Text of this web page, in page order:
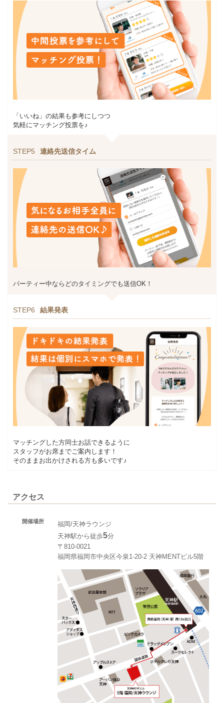
「いいね」の結果も参考にしつつ
気軽にマッチング投票を♪
STEP5 連絡先送信タイム
パーティー中ならどのタイミングでも送信OK！
STEP6 結果発表
マッチングした方同士お話できるように
スタッフがお席までご案内します！
そのままお出かけされる方も多いです♪
アクセス
開催場所
福岡/天神ラウンジ
天神駅から徒歩5分
〒810-0021
福岡県福岡市中央区今泉1-20-2 天神MENTビル5階